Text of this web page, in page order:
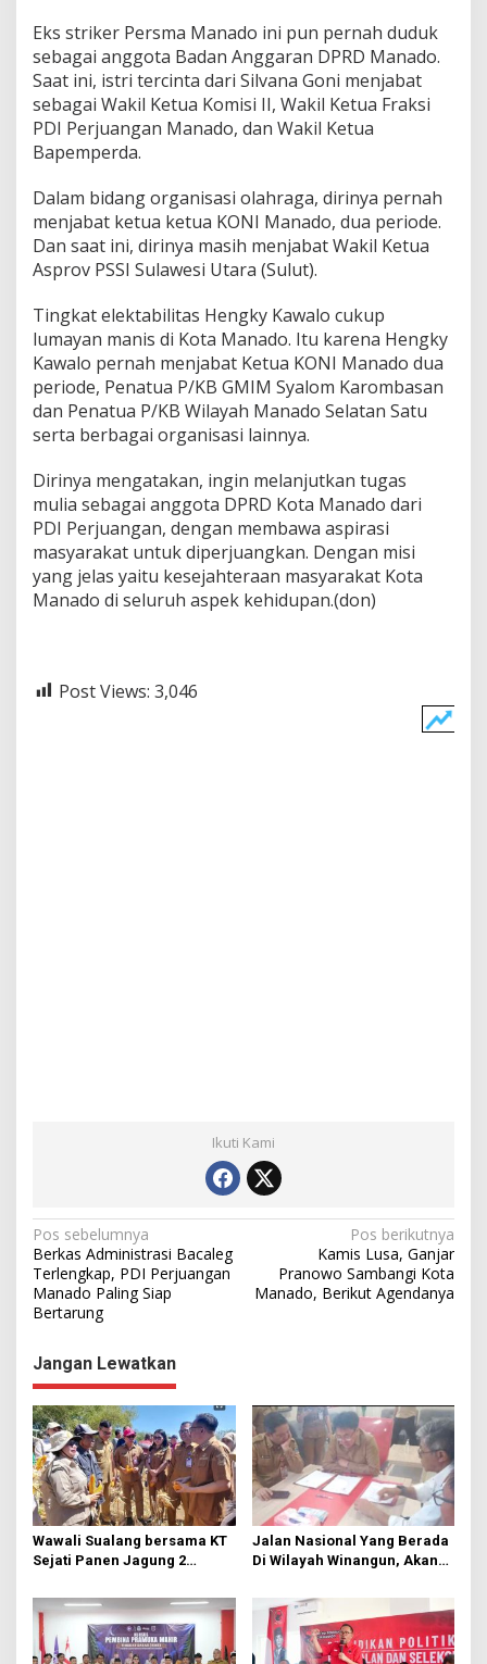
Eks striker Persma Manado ini pun pernah duduk
sebagai anggota Badan Anggaran DPRD Manado.
Saat ini, istri tercinta dari Silvana Goni menjabat
sebagai Wakil Ketua Komisi II, Wakil Ketua Fraksi
PDI Perjuangan Manado, dan Wakil Ketua
Bapemperda.
Dalam bidang organisasi olahraga, dirinya pernah
menjabat ketua ketua KONI Manado, dua periode.
Dan saat ini, dirinya masih menjabat Wakil Ketua
Asprov PSSI Sulawesi Utara (Sulut).
Tingkat elektabilitas Hengky Kawalo cukup
lumayan manis di Kota Manado. Itu karena Hengky
Kawalo pernah menjabat Ketua KONI Manado dua
periode, Penatua P/KB GMIM Syalom Karombasan
dan Penatua P/KB Wilayah Manado Selatan Satu
serta berbagai organisasi lainnya.
Dirinya mengatakan, ingin melanjutkan tugas
mulia sebagai anggota DPRD Kota Manado dari
PDI Perjuangan, dengan membawa aspirasi
masyarakat untuk diperjuangkan. Dengan misi
yang jelas yaitu kesejahteraan masyarakat Kota
Manado di seluruh aspek kehidupan.(don)
Post Views: 3,046
Ikuti Kami
N
a
v
g
a
s
i
p
o
s
Pos sebelumnya
Berkas Administrasi Bacaleg
Terlengkap, PDI Perjuangan
Manado Paling Siap
Bertarung
Pos berikutnya
Kamis Lusa, Ganjar
Pranowo Sambangi Kota
Manado, Berikut Agendanya
Jangan Lewatkan
Wawali Sualang bersama KT
Sejati Panen Jagung 2
Jalan Nasional Yang Berada
Di Wilayah Winangun, Akan